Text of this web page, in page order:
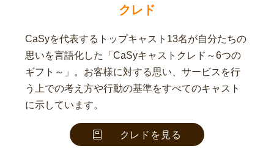
クレド
CaSyを代表するトップキャスト13名が自分たちの
思いを言語化した「CaSyキャストクレド～6つの
ギフト～」。お客様に対する思い、サービスを行
う上での考え方や行動の基準をすべてのキャスト
に示しています。
クレドを見る